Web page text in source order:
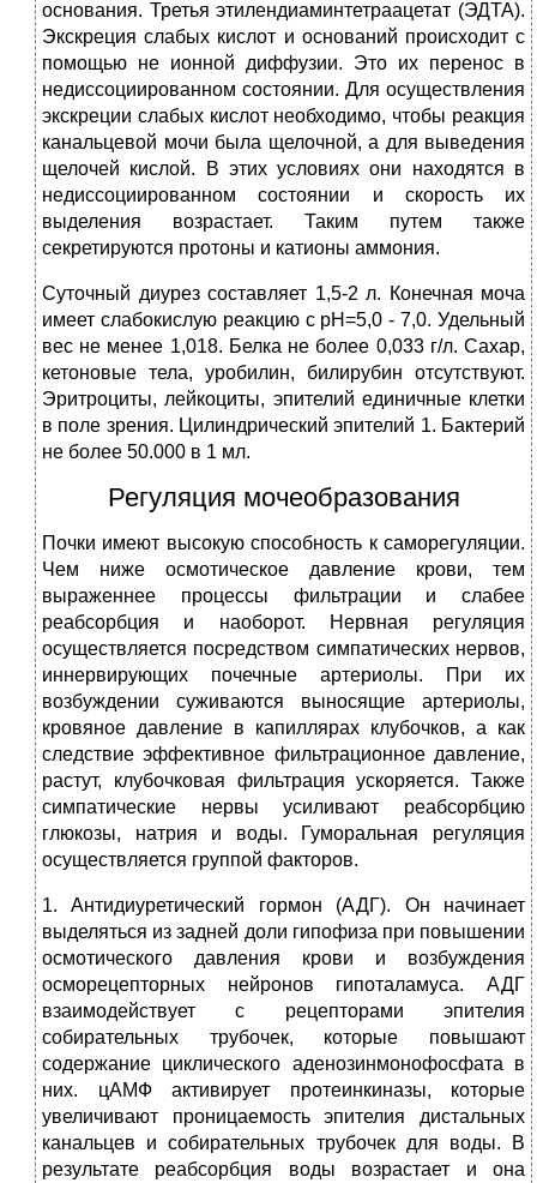
основания. Третья этилендиаминтетраацетат (ЭДТА).
Экскреция слабых кислот и оснований происходит с
помощью не ионной диффузии. Это их перенос в
недиссоциированном состоянии. Для осуществления
экскреции слабых кислот необходимо, чтобы реакция
канальцевой мочи была щелочной, а для выведения
щелочей кислой. В этих условиях они находятся в
недиссоциированном состоянии и скорость их
выделения возрастает. Таким путем также
секретируются протоны и катионы аммония.
Суточный диурез составляет 1,5-2 л. Конечная моча
имеет слабокислую реакцию с рН=5,0 - 7,0. Удельный
вес не менее 1,018. Белка не более 0,033 г/л. Сахар,
кетоновые тела, уробилин, билирубин отсутствуют.
Эритроциты, лейкоциты, эпителий единичные клетки
в поле зрения. Цилиндрический эпителий 1. Бактерий
не более 50.000 в 1 мл.
Регуляция мочеобразования
Почки имеют высокую способность к саморегуляции.
Чем ниже осмотическое давление крови, тем
выраженнее процессы фильтрации и слабее
реабсорбция и наоборот. Нервная регуляция
осуществляется посредством симпатических нервов,
иннервирующих почечные артериолы. При их
возбуждении суживаются выносящие артериолы,
кровяное давление в капиллярах клубочков, а как
следствие эффективное фильтрационное давление,
растут, клубочковая фильтрация ускоряется. Также
симпатические нервы усиливают реабсорбцию
глюкозы, натрия и воды. Гуморальная регуляция
осуществляется группой факторов.
1. Антидиуретический гормон (АДГ). Он начинает
выделяться из задней доли гипофиза при повышении
осмотического давления крови и возбуждения
осморецепторных нейронов гипоталамуса. АДГ
взаимодействует с рецепторами эпителия
собирательных трубочек, которые повышают
содержание циклического аденозинмонофосфата в
них. цАМФ активирует протеинкиназы, которые
увеличивают проницаемость эпителия дистальных
канальцев и собирательных трубочек для воды. В
результате реабсорбция воды возрастает и она